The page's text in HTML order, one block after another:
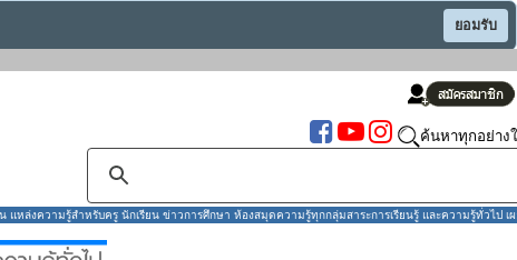
ยอมรับ
ค้นหาทุกอย่าง
แหล่งความรู้สำหรับครู นักเรียน ข่าวการศึกษา ห้องสมุดความรู้ทุกกลุ่มสาระการเรียนรู้ และความรู้ทั่วไป เ